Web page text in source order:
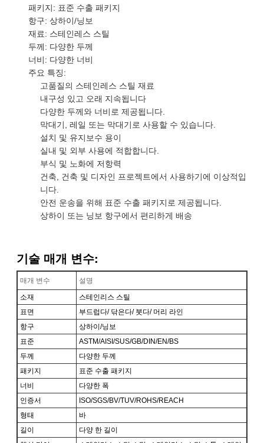
패키지: 표준 수출 패키지
항구: 상하이/닝보
재료: 스테인레스 스틸
두께: 다양한 두께
너비: 다양한 너비
주요 특징:
고품질의 스테인레스 스틸 재료
내구성 있고 오래 지속됩니다
다양한 두께와 너비로 제공됩니다.
막대기, 레일 또는 막대기로 사용할 수 있습니다.
설치 및 유지보수 용이
실내 및 외부 사용에 적합합니다.
부식 및 노화에 저항력
건축, 건축 및 디자인 프로젝트에서 사용하기에 이상적입
니다.
안전 운송을 위해 표준 수출 패키지로 제공됩니다.
상하이 또는 닝보 항구에서 편리하게 배송
기술 매개 변수:
매개 변수
설명
소재
스테인리스 스틸
표면
부드럽다/ 닦은다/ 붓다/ 머리 라인
항구
상하이/닝보
표준
ASTM/AISI/SUS/GB/DIN/EN/BS
두께
다양한 두께
패키지
표준 수출 패키지
너비
다양한 폭
인증서
ISO/SGS/BV/TUV/ROHS/REACH
형태
바
길이
다양 한 길이